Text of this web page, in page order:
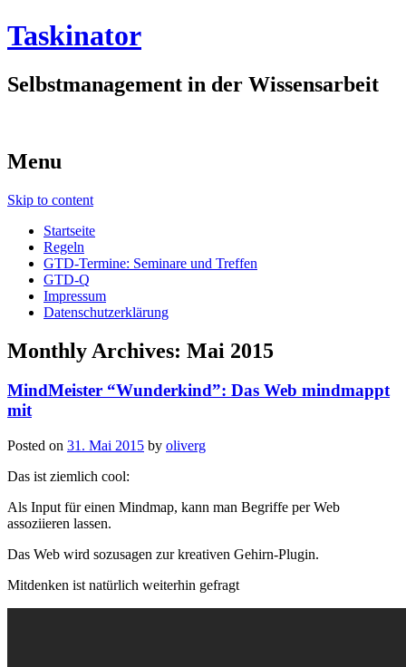
Taskinator
Selbstmanagement in der Wissensarbeit
Menu
Skip to content
Startseite
Regeln
GTD-Termine: Seminare und Treffen
GTD-Q
Impressum
Datenschutzerklärung
Monthly Archives: Mai 2015
MindMeister “Wunderkind”: Das Web mindmappt
mit
Posted on 31. Mai 2015 by oliverg
Das ist ziemlich cool:
Als Input für einen Mindmap, kann man Begriffe per Web
assoziieren lassen.
Das Web wird sozusagen zur kreativen Gehirn-Plugin.
Mitdenken ist natürlich weiterhin gefragt